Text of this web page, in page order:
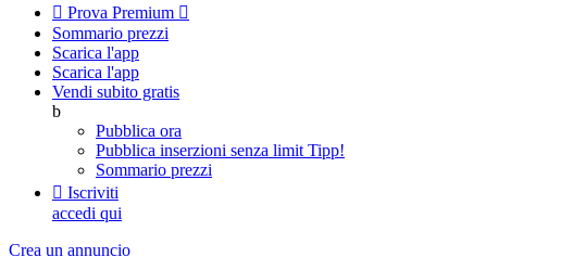
 Prova Premium 
Sommario prezzi
Scarica l'app
Scarica l'app
Vendi subito gratis
b
Pubblica ora
Pubblica inserzioni senza limit Tipp!
Sommario prezzi
 Iscriviti
accedi qui
Crea un annuncio